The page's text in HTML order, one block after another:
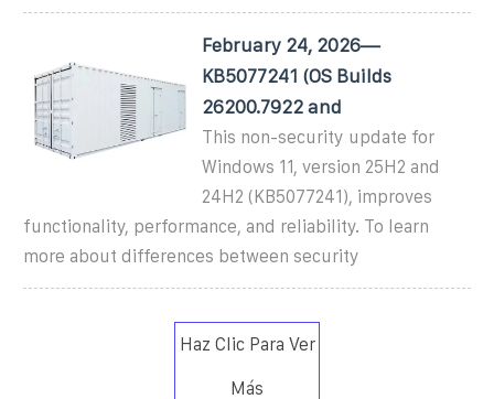
February 24, 2026—
KB5077241 (OS Builds
26200.7922 and
This non-security update for
Windows 11, version 25H2 and
24H2 (KB5077241), improves
functionality, performance, and reliability. To learn
more about differences between security
Haz Clic Para Ver
Más